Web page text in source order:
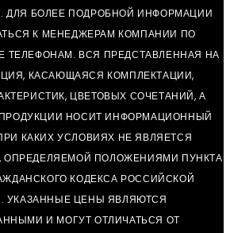
БОЛЕЕ ПОДРОБНОЙ ИНФОРМАЦИИ
К МЕНЕДЖЕРАМ КОМПАНИИ ПО
ТЕЛЕФОНАМ. ВСЯ ПРЕДСТАВЛЕННАЯ НА
КАСАЮЩАЯСЯ КОМПЛЕКТАЦИИ,
ЦВЕТОВЫХ СОЧЕТАНИЙ, А
НОСИТ ИНФОРМАЦИОННЫЙ
КАКИХ УСЛОВИЯХ НЕ ЯВЛЯЕТСЯ
ОПРЕДЕЛЯЕМОЙ ПОЛОЖЕНИЯМИ ПУНКТА
КОДЕКСА РОССИЙСКОЙ
УКАЗАННЫЕ ЦЕНЫ ЯВЛЯЮТСЯ
И МОГУТ ОТЛИЧАТЬСЯ ОТ